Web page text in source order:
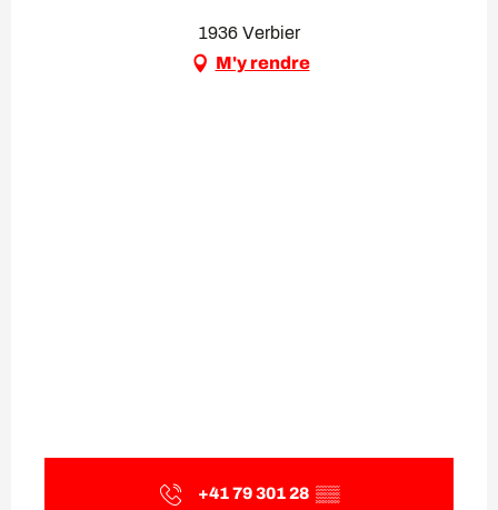
1936 Verbier
M'y rendre
+41 79 301 28 ▒▒